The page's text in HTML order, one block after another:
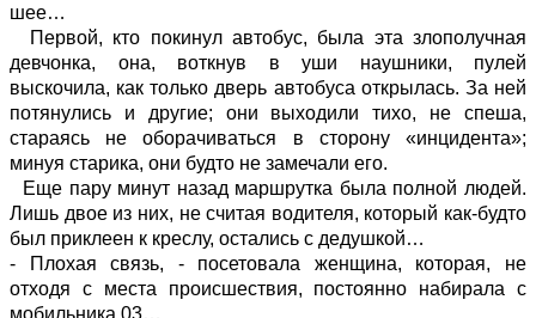
шее…
Первой, кто покинул автобус, была эта злополучная
девчонка, она, воткнув в уши наушники, пулей
выскочила, как только дверь автобуса открылась. За ней
потянулись и другие; они выходили тихо, не спеша,
стараясь не оборачиваться в сторону «инцидента»;
минуя старика, они будто не замечали его.
Еще пару минут назад маршрутка была полной людей.
Лишь двое из них, не считая водителя, который как-будто
был приклеен к креслу, остались с дедушкой…
- Плохая связь, - посетовала женщина, которая, не
отходя с места происшествия, постоянно набирала с
мобильника 03…